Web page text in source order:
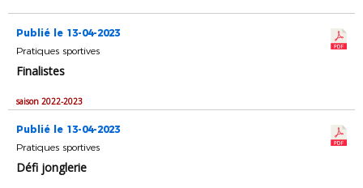
Publié le 13-04-2023
Pratiques sportives
Finalistes
saison 2022-2023
Publié le 13-04-2023
Pratiques sportives
Défi jonglerie